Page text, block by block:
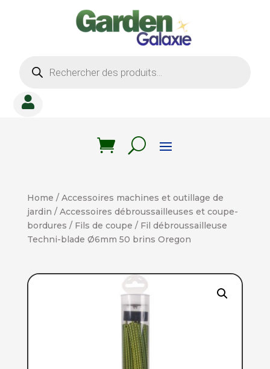
produits

Home / Accessoires machines et outillage de
jardin / Accessoires débroussailleuses et coupe-
bordures / Fils de coupe / Fil débroussailleuse
Techni-blade Ø6mm 50 brins Oregon